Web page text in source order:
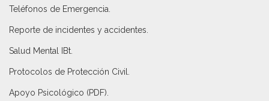
Teléfonos de Emergencia.
Reporte de incidentes y accidentes
Salud Mental IBt
Protocolos de Protección Civil
Apoyo Psicológico (PDF)